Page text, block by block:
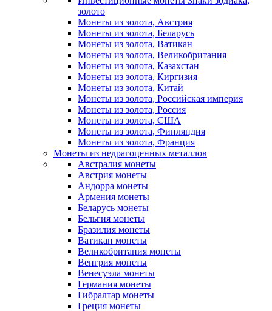
золото
Монеты из золота, Австрия
Монеты из золота, Беларусь
Монеты из золота, Ватикан
Монеты из золота, Великобритания
Монеты из золота, Казахстан
Монеты из золота, Киргизия
Монеты из золота, Китай
Монеты из золота, Российская империя
Монеты из золота, Россия
Монеты из золота, США
Монеты из золота, Финляндия
Монеты из золота, Франция
Монеты из недрагоценных металлов
Австралия монеты
Австрия монеты
Андорра монеты
Армения монеты
Беларусь монеты
Бельгия монеты
Бразилия монеты
Ватикан монеты
Великобритания монеты
Венгрия монеты
Венесуэла монеты
Германия монеты
Гибралтар монеты
Греция монеты